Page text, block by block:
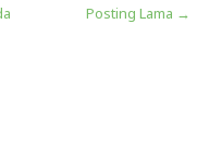
Posting Lama →